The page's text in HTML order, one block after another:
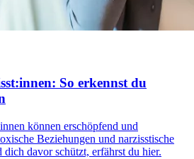
So erkennst du
können erschöpfend und
Beziehungen und narzisstische
davor schützt, erfährst du hier.